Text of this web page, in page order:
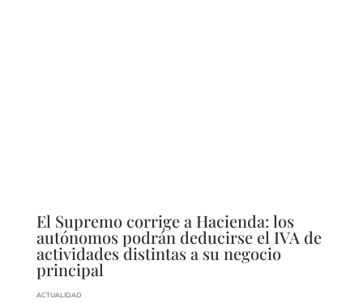
El Supremo corrige a Hacienda: los
autónomos podrán deducirse el IVA de
actividades distintas a su negocio
principal
ACTUALIDAD